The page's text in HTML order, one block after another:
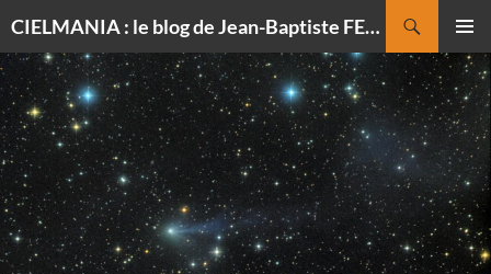
CIELMANIA : le blog de Jean-Baptiste FELDMANN, photographe du ciel
MENU
AU
CONTENU